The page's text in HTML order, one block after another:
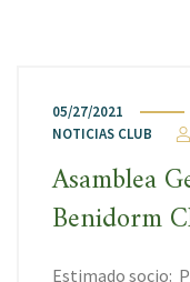
05/27/2021
NOTICIAS CLUB
Asamblea
Benidorm
Estimado socio: